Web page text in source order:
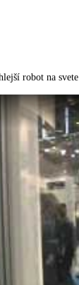
robot na svete